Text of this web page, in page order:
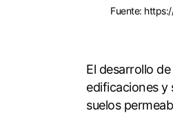
Fuente:
El desarrollo
edificaciones y
suelos